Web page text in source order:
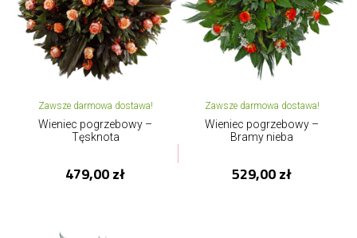
Zawsze darmowa dostawa!
Wieniec pogrzebowy –
Tęsknota
479,00 zł
Zawsze darmowa dostawa!
Wieniec pogrzebowy –
Bramy nieba
529,00 zł